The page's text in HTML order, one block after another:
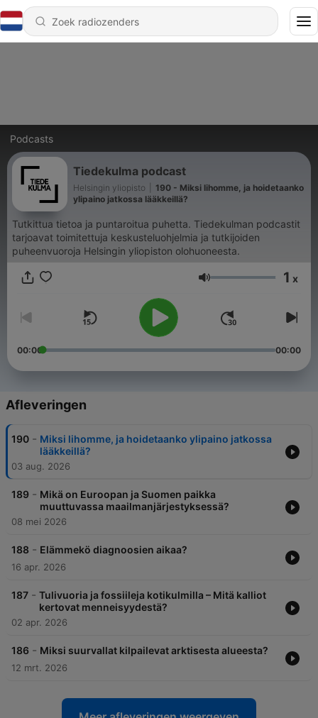
Podcasts
Tiedekulma podcast
Helsingin yliopisto
190 - Miksi lihomme, ja hoidetaanko
ylipaino jatkossa lääkkeillä?
Tutkittua tietoa ja puntaroitua puhetta. Tiedekulman podcastit
tarjoavat toimitettuja keskusteluohjelmia ja tutkijoiden
puheenvuoroja Helsingin yliopiston olohuoneesta.
Volume 1 x
00:00 00:00
Afleveringen
190 - Miksi lihomme, ja hoidetaanko ylipaino jatkossa
lääkkeillä?
03 aug. 2026
189 - Mikä on Euroopan ja Suomen paikka
muuttuvassa maailmanjärjestyksessä?
08 mei 2026
188 - Elämmekö diagnoosien aikaa?
16 apr. 2026
187 - Tulivuoria ja fossiileja kotikulmilla – Mitä kalliot
kertovat menneisyydestä?
02 apr. 2026
186 - Miksi suurvallat kilpailevat arktisesta alueesta?
12 mrt. 2026